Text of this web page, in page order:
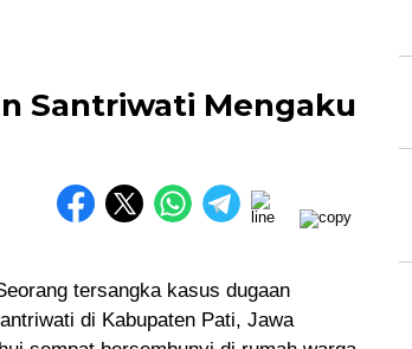
Santriwati Mengaku
tersangka kasus dugaan
di Kabupaten Pati, Jawa